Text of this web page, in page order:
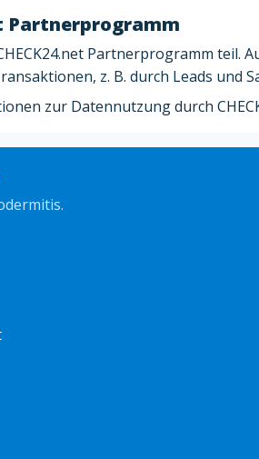
Partnerprogramm
Partnerprogramm teil.
z. B. durch Leads und
zur Datennutzung durch